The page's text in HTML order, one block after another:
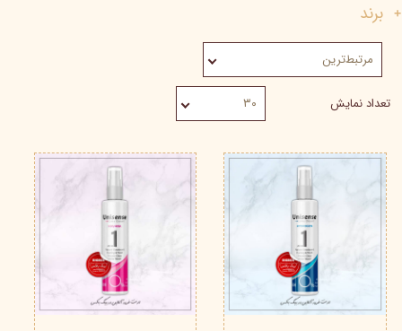
برند
مرتبط‌ترین
تعداد نمایش ۳۰